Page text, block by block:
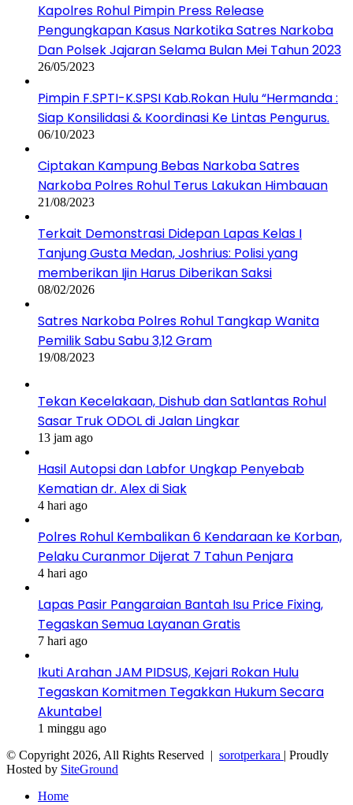
Kapolres Rohul Pimpin Press Release
Pengungkapan Kasus Narkotika Satres Narkoba
Dan Polsek Jajaran Selama Bulan Mei Tahun 2023
26/05/2023
Pimpin F.SPTI-K.SPSI Kab.Rokan Hulu “Hermanda :
Siap Konsilidasi & Koordinasi Ke Lintas Pengurus.
06/10/2023
Ciptakan Kampung Bebas Narkoba Satres
Narkoba Polres Rohul Terus Lakukan Himbauan
21/08/2023
Terkait Demonstrasi Didepan Lapas Kelas I
Tanjung Gusta Medan, Joshrius: Polisi yang
memberikan Ijin Harus Diberikan Saksi
08/02/2026
Satres Narkoba Polres Rohul Tangkap Wanita
Pemilik Sabu Sabu 3,12 Gram
19/08/2023
Tekan Kecelakaan, Dishub dan Satlantas Rohul
Sasar Truk ODOL di Jalan Lingkar
13 jam ago
Hasil Autopsi dan Labfor Ungkap Penyebab
Kematian dr. Alex di Siak
4 hari ago
Polres Rohul Kembalikan 6 Kendaraan ke Korban,
Pelaku Curanmor Dijerat 7 Tahun Penjara
4 hari ago
Lapas Pasir Pangaraian Bantah Isu Price Fixing,
Tegaskan Semua Layanan Gratis
7 hari ago
Ikuti Arahan JAM PIDSUS, Kejari Rokan Hulu
Tegaskan Komitmen Tegakkan Hukum Secara
Akuntabel
1 minggu ago
© Copyright 2026, All Rights Reserved | sorotperkara | Proudly
Hosted by SiteGround
Home